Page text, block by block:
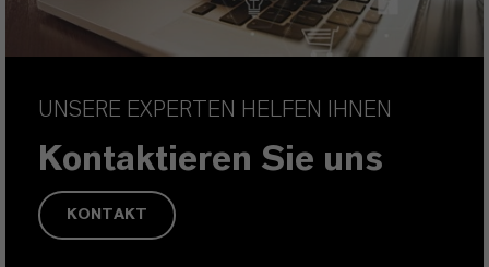
UNSERE EXPERTEN HELFEN IHNEN
Kontaktieren Sie uns
KONTAKT